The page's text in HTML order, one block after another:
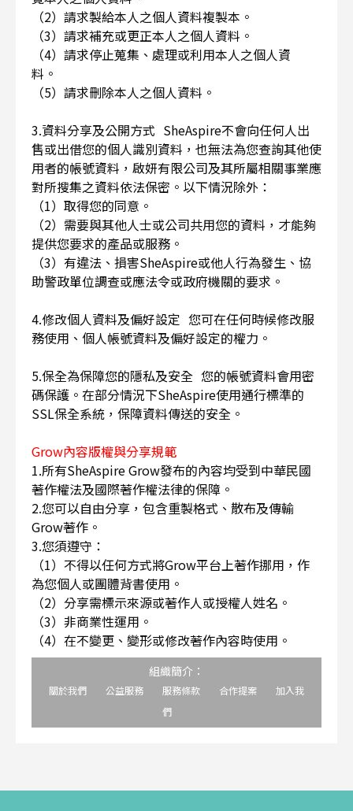
（2）請求製給本人之個人資料複製本。
（3）請求補充或更正本人之個人資料。
（4）請求停止蒐集、處理或利用本人之個人資
料。
（5）請求刪除本人之個人資料。
3.資料分享及公開方式 SheAspire不會向任何人出
售或出借您的個人識別資料，也無法為您查詢其他使
用者的帳號資料，啟妍有限公司及其所屬相關事業應
對所搜集之資料依法保密。以下情況除外：
（1）取得您的同意。
（2）需要與其他人士或公司共用您的資料，才能夠
提供您要求的產品或服務。
（3）有違法、損害SheAspire或他人行為發生、協
助警政單位調查或應法令或政府機關的要求。
4.修改個人資料及偏好設定 您可在任何時候修改服
務使用、個人帳號資料及偏好設定的權力。
5.保全為保障您的隱私及安全 您的帳號資料會用密
碼保護。在部分情況下SheAspire使用通行標準的
SSL保全系統，保障資料傳送的安全。
Grow內容版權與分享規範
1.所有SheAspire Grow發布的內容均受到中華民國
著作權法及國際著作權法律的保障。
2.您可以自由分享，包含重製格式、散布及傳輸
Grow著作。
3.您須遵守：
（1）不得以任何方式將Grow平台上著作挪用，作
為您個人或團體背書使用。
（2）分享需標示來源或著作人或授權人姓名。
（3）非商業性運用。
（4）在不變更、變形或修改著作內容時使用。
組織簡介：
關於我們 公益服務 服務條款 合作提案
加入我
們